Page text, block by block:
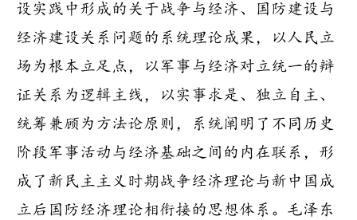
设实践中形成的关于战争与经济、国防建设与
经济建设关系问题的系统理论成果，以人民立
场为根本立足点，以军事与经济对立统一的辩
证关系为逻辑主线，以实事求是、独立自主、
统筹兼顾为方法论原则，系统阐明了不同历史
阶段军事活动与经济基础之间的内在联系，形
成了新民主主义时期战争经济理论与新中国成
立后国防经济理论相衔接的思想体系。毛泽东